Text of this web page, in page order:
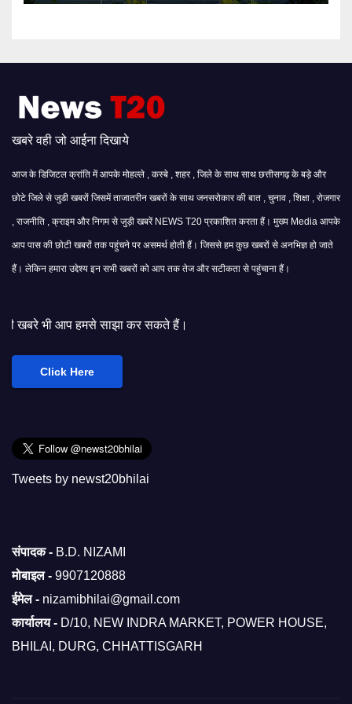
खबरे वही जो आईना दिखाये
आज के डिजिटल क्रांति में आपके मोहल्ले , कस्बे , शहर , जिले के साथ साथ छत्तीसगढ़ के बड़े और
छोटे जिले से जुडी खबरों जिसमें ताजातरीन खबरों के साथ जनसरोकार की बात , चुनाव , शिक्षा , रोजगार
, राजनीति , क्राइम और निगम से जुड़ी खबरें NEWS T20 प्रकाशित करता हैं। मुख्य Media आपके
आप पास की छोटी खबरों तक पहुंचने पर असमर्थ होती हैं। जिससे हम कुछ खबरों से अनभिज्ञ हो जाते
हैं। लेकिन हमारा उद्देश्य इन सभी खबरों को आप तक तेज और सटीकता से पहुंचाना हैं।
साझा कर सकते हैं।
Click Here
Tweets by newst20bhilai
संपादक - B.D. NIZAMI
मोबाइल - 9907120888
ईमेल - nizamibhilai@gmail.com
कार्यालय - D/10, NEW INDRA MARKET, POWER HOUSE,
BHILAI, DURG, CHHATTISGARH